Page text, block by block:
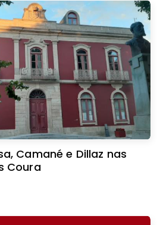
Camané e Dillaz nas
Coura